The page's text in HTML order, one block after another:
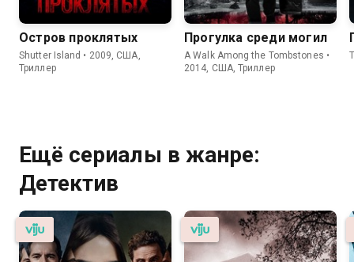
Остров проклятых
Shutter Island • 2009, США,
Триллер
Прогулка среди могил
A Walk Among the Tombstones •
2014, США, Триллер
Ещё сериалы в жанре:
Детектив